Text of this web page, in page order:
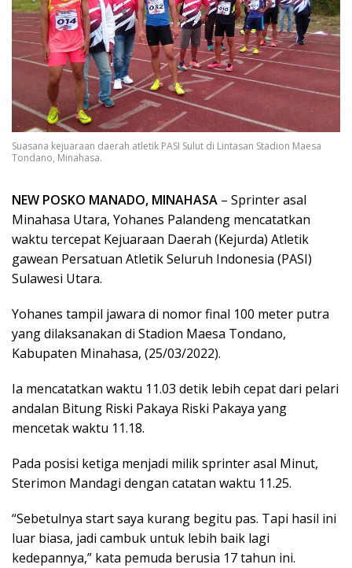
Suasana kejuaraan daerah atletik PASI Sulut di Lintasan Stadion Maesa
Tondano, Minahasa.
NEW POSKO MANADO, MINAHASA – Sprinter asal
Minahasa Utara, Yohanes Palandeng mencatatkan
waktu tercepat Kejuaraan Daerah (Kejurda) Atletik
gawean Persatuan Atletik Seluruh Indonesia (PASI)
Sulawesi Utara.
Yohanes tampil jawara di nomor final 100 meter putra
yang dilaksanakan di Stadion Maesa Tondano,
Kabupaten Minahasa, (25/03/2022).
Ia mencatatkan waktu 11.03 detik lebih cepat dari pelari
andalan Bitung Riski Pakaya Riski Pakaya yang
mencetak waktu 11.18.
Pada posisi ketiga menjadi milik sprinter asal Minut,
Sterimon Mandagi dengan catatan waktu 11.25.
“Sebetulnya start saya kurang begitu pas. Tapi hasil ini
luar biasa, jadi cambuk untuk lebih baik lagi
kedepannya,” kata pemuda berusia 17 tahun ini.